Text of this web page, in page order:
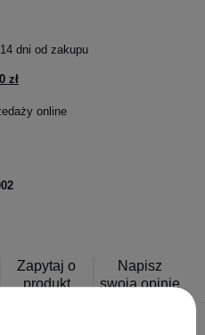
14 dni od zakupu
zł
online
Zapytaj o
produkt
Napisz
swoją opinię